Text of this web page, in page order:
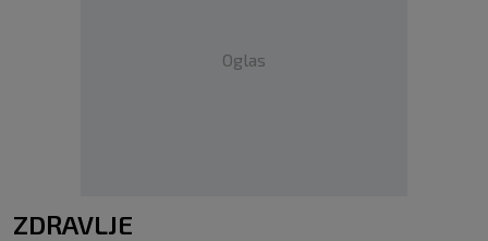
Oglas
ZDRAVLJE